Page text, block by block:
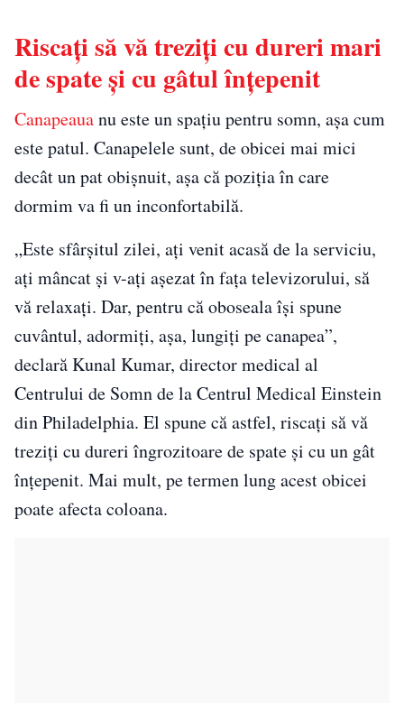
Riscați să vă treziți cu dureri mari
de spate și cu gâtul înțepenit
Canapeauanu este un spațiu pentru somn, așa cum
este patul. Canapelele sunt, de obicei mai mici
decât un pat obișnuit, așa că poziția în care
dormim va fi un inconfortabilă.
„Este sfârșitul zilei, ați venit acasă de la serviciu,
ați mâncat și v-ați așezat în fața televizorului, să
vă relaxați. Dar, pentru că oboseala își spune
cuvântul, adormiți, așa, lungiți pe canapea”,
declară Kunal Kumar, director medical al
Centrului de Somn de la Centrul Medical Einstein
din Philadelphia. El spune că astfel, riscați să vă
treziți cu dureri îngrozitoare de spate și cu un gât
înțepenit. Mai mult, pe termen lung acest obicei
poate afecta coloana.